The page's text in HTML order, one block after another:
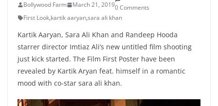
Bollywood Farm March 21, 20190 Comments
First Look,kartik aaryan,sara ali khan
Kartik Aaryan, Sara Ali Khan and Randeep Hooda
starrer director Imtiaz Ali’s new untitled film shooting
just kick started. The Film First Poster have been
revealed by Kartik Aryan feat. himself in a romantic
mood with co-star sara ali khan.